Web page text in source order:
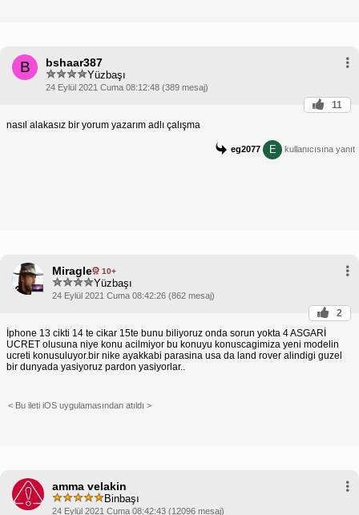
B bshaar387
Yüzbaşı
24 Eylül 2021 Cuma 08:12:48 (389 mesaj)
11
nasıl alakasız bir yorum yazarım adlı çalışma
eg2077 E kullanıcısına yanıt
Miragle 10+
Yüzbaşı
24 Eylül 2021 Cuma 08:42:26 (862 mesaj)
2
İphone 13 cikti 14 te cikar 15te bunu biliyoruz onda sorun yokta 4 ASGARİ
UCRET olusuna niye konu acilmiyor bu konuyu konuscagimiza yeni modelin
ucreti konusuluyor.bir nike ayakkabi parasina usa da land rover alindigi guzel
bir dunyada yasiyoruz pardon yasiyorlar..
< Bu ileti iOS uygulamasından atıldı >
amma velakin
Binbaşı
24 Eylül 2021 Cuma 08:42:43 (12096 mesaj)